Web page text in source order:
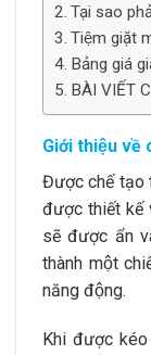
Tại sao
Tiệm giặt
Bảng giá
BÀI VIẾT
Giới thiệu về
Được chế tạo
được thiết kế
sẽ được ẩn
thành một
năng động.
Khi được